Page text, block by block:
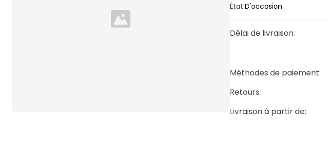
Loading...
État:D'occasion
Délai de livraison:
Méthodes de paiement:
Retours:
Livraison à partir de: